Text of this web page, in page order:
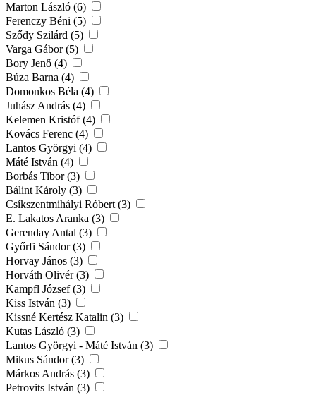
Marton László (6)
Ferenczy Béni (5)
Sződy Szilárd (5)
Varga Gábor (5)
Bory Jenő (4)
Búza Barna (4)
Domonkos Béla (4)
Juhász András (4)
Kelemen Kristóf (4)
Kovács Ferenc (4)
Lantos Györgyi (4)
Máté István (4)
Borbás Tibor (3)
Bálint Károly (3)
Csíkszentmihályi Róbert (3)
E. Lakatos Aranka (3)
Gerenday Antal (3)
Győrfi Sándor (3)
Horvay János (3)
Horváth Olivér (3)
Kampfl József (3)
Kiss István (3)
Kissné Kertész Katalin (3)
Kutas László (3)
Lantos Györgyi - Máté István (3)
Mikus Sándor (3)
Márkos András (3)
Petrovits István (3)